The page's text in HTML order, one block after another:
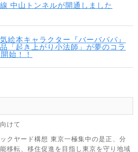
中山トンネルが開通しました
絵本キャラクター『バーバパパ』
「起き上がり小法師」が夢のコラ
始！！
けて
クヤード構想 東京一極集中の是正、分
移転、移住促進を目指し東京を守り地域